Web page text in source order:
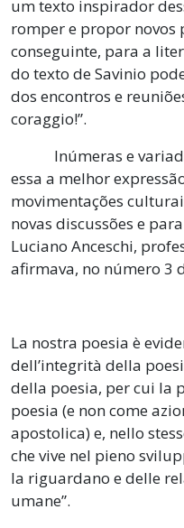
um texto inspirador
romper e propor novos
conseguinte, para a
do texto de Savinio
dos encontros e
coraggio!”.
Inúmeras e
essa a melhor
movimentações
novas discussões e
Luciano Anceschi,
afirmava, no número 3
La nostra poesia è
dell’integrità della
della poesia, per cui la
poesia (e non come
apostolica) e, nello
che vive nel pieno
la riguardano e delle
umane”.